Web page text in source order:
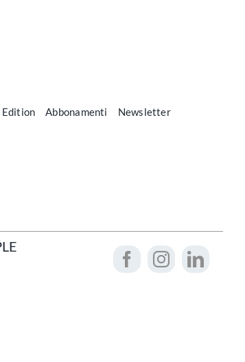
Abbonamenti Newsletter